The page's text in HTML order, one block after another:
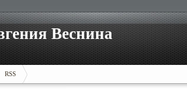
Веснина
RSS